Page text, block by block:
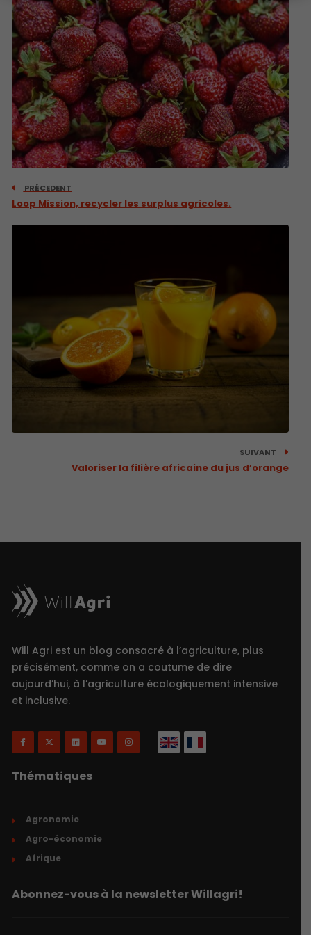
PRÉCEDENT
Loop Mission, recycler les surplus agricoles.
SUIVANT
Valoriser la filière africaine du jus d’orange
Will Agri est un blog consacré à l’agriculture, plus
précisément, comme on a coutume de dire
aujourd’hui, à l’agriculture écologiquement intensive
et inclusive.
Thématiques
Agronomie
Agro-économie
Afrique
Abonnez-vous à la newsletter Willagri!